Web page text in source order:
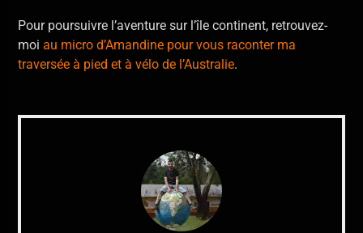
Pour poursuivre l’aventure sur l’île continent, retrouvez-
moiau micro d’Amandine pour vous raconter ma
traversée à pied et à vélo de l’Australie.